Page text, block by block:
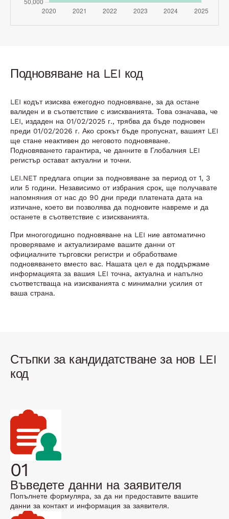
Подновяване на LEI код
LEI кодът изисква ежегодно подновяване, за да остане
валиден и в съответствие с изискванията. Това означава, че
LEI, издаден на 01/02/2025 г., трябва да бъде подновен
преди 01/02/2026 г. Ако срокът бъде пропуснат, вашият LEI
ще стане неактивен до неговото подновяване.
Подновяването гарантира, че данните в Глобалния LEI
регистър остават актуални и точни.
LEI.NET предлага опции за подновяване за период от 1, 3
или 5 години. Независимо от избрания срок, ще получавате
напомняния от нас до 90 дни преди платената дата на
изтичане, което ви позволява да подновите навреме и да
останете в съответствие с изискванията.
При многогодишно подновяване на LEI ние автоматично
проверяваме и актуализираме вашите данни от
официалните търговски регистри и обработваме
подновяването вместо вас. Нашата цел е да поддържаме
информацията за вашия LEI точна, актуална и напълно
съответстваща на изискванията с минимални усилия от
ваша страна.
Стъпки за кандидатстване за нов LEI
код
01
Въведете данни на заявителя
Попълнете формуляра, за да ни предоставите вашите
данни за контакт и информация за заявителя.